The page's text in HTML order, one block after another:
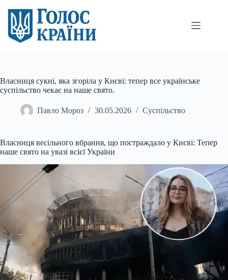
вмісту
Власниця сукні, яка згоріла у Києві: тепер все українське
суспільство чекає на наше свято.
Павло Мороз 30.05.2026 Суспільство
Власниця весільного вбрання, що постраждало у Києві: Тепер
наше свято на увазі всієї України